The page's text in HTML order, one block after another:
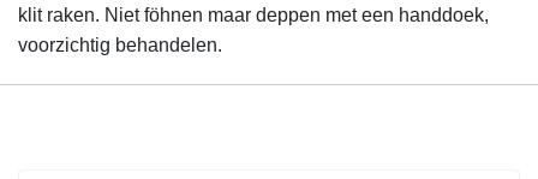
klit raken. Niet föhnen maar deppen met een handdoek,
voorzichtig behandelen.